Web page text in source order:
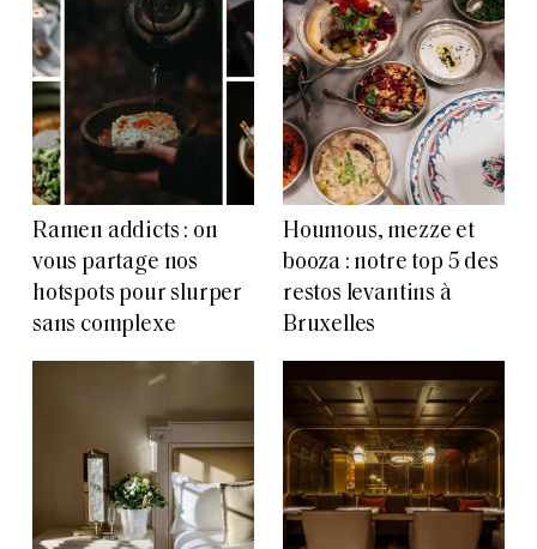
Ramen addicts : on
vous partage nos
hotspots pour slurper
sans complexe
Houmous, mezze et
booza : notre top 5 des
restos levantins à
Bruxelles